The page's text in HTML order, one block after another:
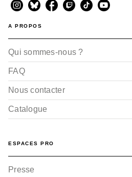
A PROPOS
Qui sommes-nous ?
FAQ
Nous contacter
Catalogue
ESPACES PRO
Presse